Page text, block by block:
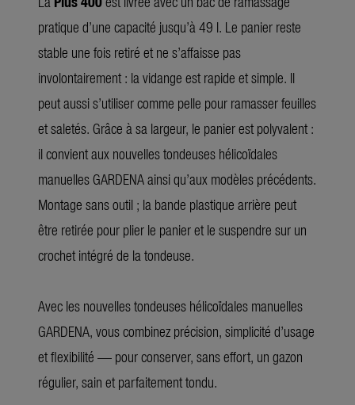
pratique d’une capacité jusqu’à 49 l. Le panier reste
stable une fois retiré et ne s’affaisse pas
involontairement : la vidange est rapide et simple. Il
peut aussi s’utiliser comme pelle pour ramasser feuilles
et saletés. Grâce à sa largeur, le panier est polyvalent :
il convient aux nouvelles tondeuses hélicoïdales
manuelles GARDENA ainsi qu’aux modèles précédents.
Montage sans outil ; la bande plastique arrière peut
être retirée pour plier le panier et le suspendre sur un
crochet intégré de la tondeuse.
Avec les nouvelles tondeuses hélicoïdales manuelles
GARDENA, vous combinez précision, simplicité d’usage
et flexibilité — pour conserver, sans effort, un gazon
régulier, sain et parfaitement tondu.